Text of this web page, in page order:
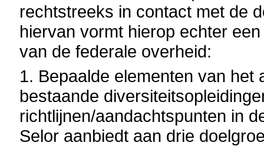
rechtstreeks in contact met de
hiervan vormt hierop echter
van de federale overheid:
1. Bepaalde elementen van het
bestaande
richtlijnen/aandachtspunten in
Selor aanbiedt aan drie